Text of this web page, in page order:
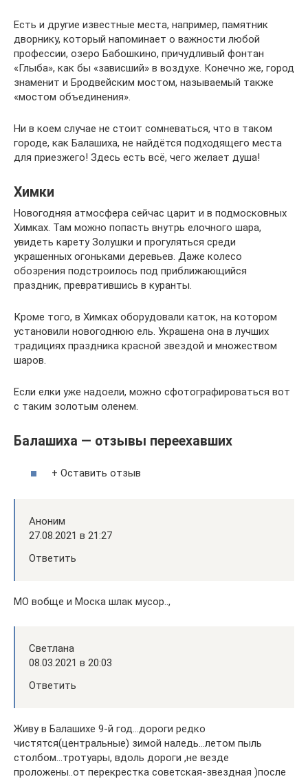
Есть и другие известные места, например, памятник
дворнику, который напоминает о важности любой
профессии, озеро Бабошкино, причудливый фонтан
«Глыба», как бы «зависший» в воздухе. Конечно же, город
знаменит и Бродвейским мостом, называемый также
«мостом объединения».
Ни в коем случае не стоит сомневаться, что в таком
городе, как Балашиха, не найдётся подходящего места
для приезжего! Здесь есть всё, чего желает душа!
Химки
Новогодняя атмосфера сейчас царит и в подмосковных
Химках. Там можно попасть внутрь елочного шара,
увидеть карету Золушки и прогуляться среди
украшенных огоньками деревьев. Даже колесо
обозрения подстроилось под приближающийся
праздник, превратившись в куранты.
Кроме того, в Химках оборудовали каток, на котором
установили новогоднюю ель. Украшена она в лучших
традициях праздника красной звездой и множеством
шаров.
Если елки уже надоели, можно сфотографироваться вот
с таким золотым оленем.
Балашиха — отзывы переехавших
+ Оставить отзыв
Аноним
27.08.2021 в 21:27
Ответить
МО вобще и Моска шлак мусор..,
Светлана
08.03.2021 в 20:03
Ответить
Живу в Балашихе 9-й год…дороги редко
чистятся(центральные) зимой наледь…летом пыль
столбом…тротуары, вдоль дороги ,не везде
проложены..от перекрестка советская-звездная )после